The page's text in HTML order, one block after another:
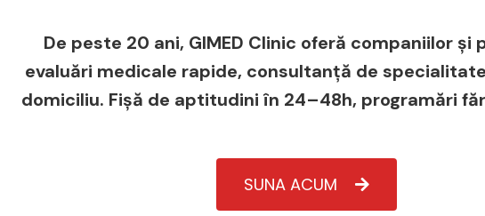
De peste 20 ani, GIMED Clinic oferă companiilor și
evaluări medicale rapide, consultanță de
domiciliu. Fișă de aptitudini în 24–48h, programări
SUNA ACUM